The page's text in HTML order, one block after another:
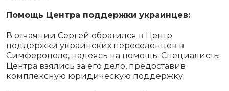
Помощь Центра поддержки украинцев:
В отчаянии Сергей обратился в Центр
поддержки украинских переселенцев в
Симферополе, надеясь на помощь. Специалисты
Центра взялись за его дело, предоставив
комплексную юридическую поддержку: